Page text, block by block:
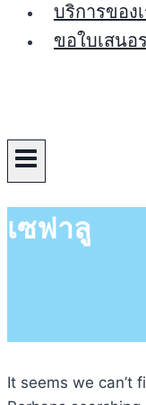
บริการของ
ขอใบเสนอ
เซฟาลู
It seems we can’t